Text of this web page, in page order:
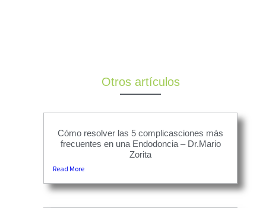
Otros artículos
Cómo resolver las 5 complicasciones más
frecuentes en una Endodoncia – Dr.Mario
Zorita
Read More